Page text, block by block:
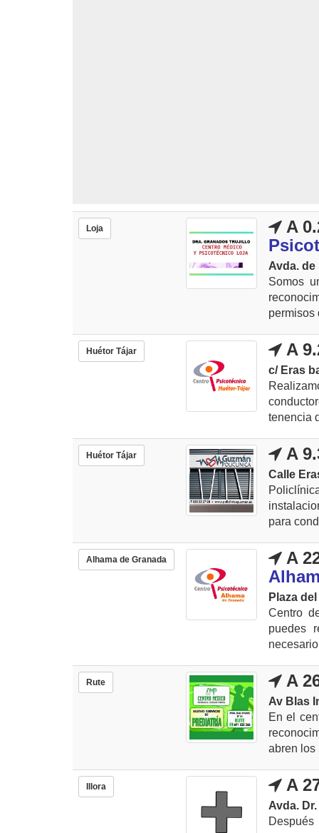
Loja
A
Avda. de
Somos
permisos
Huétor Tájar A
c/ Eras
tenencia
Huétor Tájar A
Calle
para
Alhama de Granada
A
Plaza
Centro
puedes
Rute A
Av Blas
En el
abren los
Illora A
Avda.